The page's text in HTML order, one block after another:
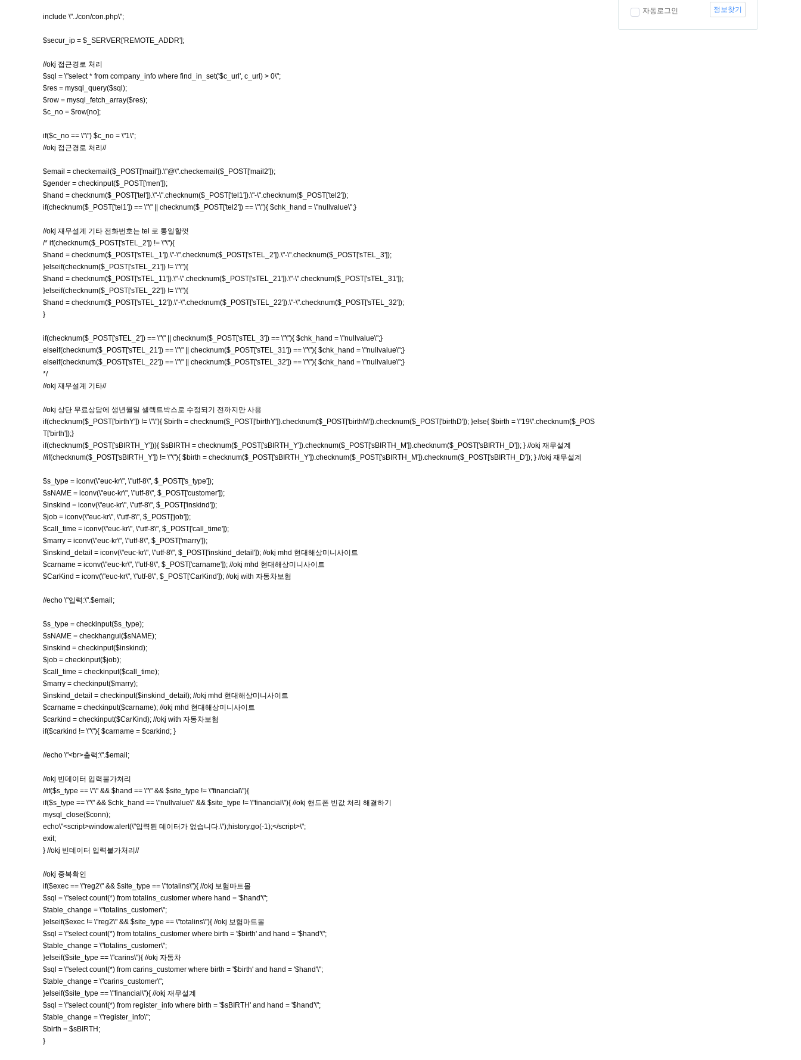
include \"../con/con.php\";
$secur_ip = $_SERVER['REMOTE_ADDR'];
//okj 접근경로 처리
$sql = \"select * from company_info where find_in_set('$c_url', c_url) > 0\";
$res = mysql_query($sql);
$row = mysql_fetch_array($res);
$c_no = $row[no];
if($c_no == \"\") $c_no = \"1\";
//okj 접근경로 처리//
$email = checkemail($_POST['mail']).\"@\".checkemail($_POST['mail2']);
$gender = checkinput($_POST['men']);
$hand = checknum($_POST['tel']).\"-\".checknum($_POST['tel1']).\"-\".checknum($_POST['tel2']);
if(checknum($_POST['tel1']) == \"\" || checknum($_POST['tel2']) == \"\"){ $chk_hand = \"nullvalue\";}
//okj 재무설계 기타 전화번호는 tel 로 통일할껏
/* if(checknum($_POST['sTEL_2']) != \"\"){
$hand = checknum($_POST['sTEL_1']).\"-\".checknum($_POST['sTEL_2']).\"-\".checknum($_POST['sTEL_3']);
}elseif(checknum($_POST['sTEL_21']) != \"\"){
$hand = checknum($_POST['sTEL_11']).\"-\".checknum($_POST['sTEL_21']).\"-\".checknum($_POST['sTEL_31']);
}elseif(checknum($_POST['sTEL_22']) != \"\"){
$hand = checknum($_POST['sTEL_12']).\"-\".checknum($_POST['sTEL_22']).\"-\".checknum($_POST['sTEL_32']);
}
if(checknum($_POST['sTEL_2']) == \"\" || checknum($_POST['sTEL_3']) == \"\"){ $chk_hand = \"nullvalue\";}
elseif(checknum($_POST['sTEL_21']) == \"\" || checknum($_POST['sTEL_31']) == \"\"){ $chk_hand = \"nullvalue\";}
elseif(checknum($_POST['sTEL_22']) == \"\" || checknum($_POST['sTEL_32']) == \"\"){ $chk_hand = \"nullvalue\";}
*/
//okj 재무설계 기타//
//okj 상단 무료상담에 생년월일 셀렉트박스로 수정되기 전까지만 사용
if(checknum($_POST['birthY']) != \"\"){ $birth = checknum($_POST['birthY']).checknum($_POST['birthM']).checknum($_POST['birthD']); }else{ $birth = \"19\".checknum($_POS
T['birth']);}
if(checknum($_POST['sBIRTH_Y'])){ $sBIRTH = checknum($_POST['sBIRTH_Y']).checknum($_POST['sBIRTH_M']).checknum($_POST['sBIRTH_D']); } //okj 재무설계
//if(checknum($_POST['sBIRTH_Y']) != \"\"){ $birth = checknum($_POST['sBIRTH_Y']).checknum($_POST['sBIRTH_M']).checknum($_POST['sBIRTH_D']); } //okj 재무설계
$s_type = iconv(\"euc-kr\", \"utf-8\", $_POST['s_type']);
$sNAME = iconv(\"euc-kr\", \"utf-8\", $_POST['customer']);
$inskind = iconv(\"euc-kr\", \"utf-8\", $_POST['inskind']);
$job = iconv(\"euc-kr\", \"utf-8\", $_POST['job']);
$call_time = iconv(\"euc-kr\", \"utf-8\", $_POST['call_time']);
$marry = iconv(\"euc-kr\", \"utf-8\", $_POST['marry']);
$inskind_detail = iconv(\"euc-kr\", \"utf-8\", $_POST['inskind_detail']); //okj mhd 현대해상미니사이트
$carname = iconv(\"euc-kr\", \"utf-8\", $_POST['carname']); //okj mhd 현대해상미니사이트
$CarKind = iconv(\"euc-kr\", \"utf-8\", $_POST['CarKind']); //okj with 자동차보험
//echo \"입력:\".$email;
$s_type = checkinput($s_type);
$sNAME = checkhangul($sNAME);
$inskind = checkinput($inskind);
$job = checkinput($job);
$call_time = checkinput($call_time);
$marry = checkinput($marry);
$inskind_detail = checkinput($inskind_detail); //okj mhd 현대해상미니사이트
$carname = checkinput($carname); //okj mhd 현대해상미니사이트
$carkind = checkinput($CarKind); //okj with 자동차보험
if($carkind != \"\"){ $carname = $carkind; }
//echo \"<br>출력:\".$email;
//okj 빈데이터 입력불가처리
//if($s_type == \"\" && $hand == \"\" && $site_type != \"financial\"){
if($s_type == \"\" && $chk_hand == \"nullvalue\" && $site_type != \"financial\"){ //okj 핸드폰 빈값 처리 해결하기
mysql_close($conn);
echo\"<script>window.alert(\"입력된 데이터가 없습니다.\");history.go(-1);</script>\";
exit;
} //okj 빈데이터 입력불가처리//
//okj 중복확인
if($exec == \"reg2\" && $site_type == \"totalins\"){ //okj 보험마트몰
$sql = \"select count(*) from totalins_customer where hand = '$hand'\";
$table_change = \"totalins_customer\";
}elseif($exec != \"reg2\" && $site_type == \"totalins\"){ //okj 보험마트몰
$sql = \"select count(*) from totalins_customer where birth = '$birth' and hand = '$hand'\";
$table_change = \"totalins_customer\";
}elseif($site_type == \"carins\"){ //okj 자동차
$sql = \"select count(*) from carins_customer where birth = '$birth' and hand = '$hand'\";
$table_change = \"carins_customer\";
}elseif($site_type == \"financial\"){ //okj 재무설계
$sql = \"select count(*) from register_info where birth = '$sBIRTH' and hand = '$hand'\";
$table_change = \"register_info\";
$birth = $sBIRTH;
}
자동로그인 정보찾기